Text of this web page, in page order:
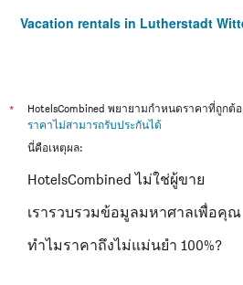
Vacation rentals in Lutherstadt
*
HotelsCombined พยายามกำหนดราคาที่ถูกต้
ราคาไม่สามารถรับประกันได้
นี่คือเหตุผล:
HotelsCombined ไม่ใช่ผู้ขาย
เรารวบรวมข้อมูลมหาศาลเพื่อคุณ
ทำไมราคาถึงไม่แม่นยำ 100%?